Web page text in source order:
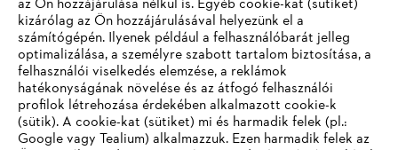
Vállalat
az Ön hozzájárulása nélkül is. Egyéb cookie-kat (sütiket)
kizárólag az Ön hozzájárulásával helyezünk el a
számítógépén. Ilyenek például a felhasználóbarát jelleg
optimalizálása, a személyre szabott tartalom biztosítása, a
felhasználói viselkedés elemzése, a reklámok
hatékonyságának növelése és az átfogó felhasználói
profilok létrehozása érdekében alkalmazott cookie-k
(sütik). A cookie-kat (sütiket) mi és harmadik felek (pl.:
Google vagy Tealium) alkalmazzuk. Ezen harmadik felek az